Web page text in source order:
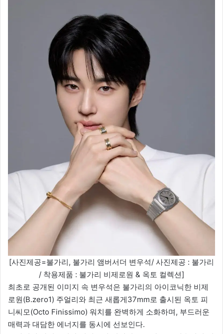
[사진제공=불가리, 불가리 앰버서더 변우석/ 사진제공 : 불가리
/ 착용제품 : 불가리 비제로원 & 옥토 컬렉션]
최초로 공개된 이미지 속 변우석은 불가리의 아이코닉한 비제
로원(B.zero1) 주얼리와 최근 새롭게37mm로 출시된 옥토 피
니씨모(Octo Finissimo) 워치를 완벽하게 소화하며, 부드러운
매력과 대담한 에너지를 동시에 선보인다.